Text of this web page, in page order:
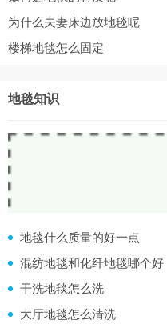
为什么夫妻床边放地毯呢
楼梯地毯怎么固定
地毯知识
地毯什么质量的好一点
混纺地毯和化纤地毯哪个好
干洗地毯怎么洗
大厅地毯怎么清洗